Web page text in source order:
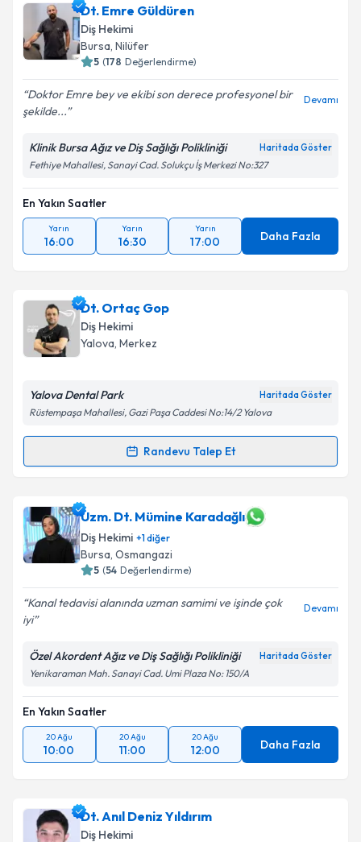
Dt. Didem Çobaniçin randevu takvimi talebi
oluşturun. Size bu uzmandan randevu almanız için bir
takvim hazırlandığında e-posta ile bilgilendireceğiz.
Kişisel verilerimin işlenmesine ilişkin
Aydınlatma
Metni'ni okudum ve kişisel verilerimin belirtilen
kapsamda işlenmesini kabul ediyorum.
Takvim Talebini Gönder
Dt. Emre Güldüren
Diş Hekimi
Bursa, Nilüfer
5 (178 Değerlendirme)
Doktor Emre bey ve ekibi son derece profesyonel bir
şekilde...
Devamı
Klinik Bursa Ağız ve Diş Sağlığı Polikliniği Haritada Göster
Fethiye Mahallesi, Sanayi Cad. Solukçu İş Merkezi No:327
En Yakın Saatler
Yarın
16:00
Yarın
16:30
Yarın
17:00 Daha Fazla
Dt. Ortaç Gop
Diş Hekimi
Yalova, Merkez
Yalova Dental Park Haritada Göster
Rüstempaşa Mahallesi, Gazi Paşa Caddesi No:14/2 Yalova
Randevu Talep Et
Randevu Takvimi Talebi
Dt. Ortaç Gop için randevu takvimi talebi oluşturun.
Size bu uzmandan randevu almanız için bir takvim
hazırlandığında e-posta ile bilgilendireceğiz.
E-posta Adresiniz
Kişisel verilerimin işlenmesine ilişkin
Aydınlatma
Metni'ni okudum ve kişisel verilerimin belirtilen
Takvim Talebini Gönder
Uzm. Dt. Mümine Karadağlı
Diş Hekimi +1diğer
Bursa, Osmangazi
5 (54 Değerlendirme)
Kanal tedavisi alanında uzman samimi ve işinde çok
iyi
Devamı
Özel Akordent Ağız ve Diş Sağlığı Polikliniği Haritada Göster
Yenikaraman Mah. Sanayi Cad. Umi Plaza No: 150/A
En Yakın Saatler
20 Ağu
10:00
20 Ağu
11:00
20 Ağu
12:00 Daha Fazla
Dt. Anıl Deniz Yıldırım
Diş Hekimi